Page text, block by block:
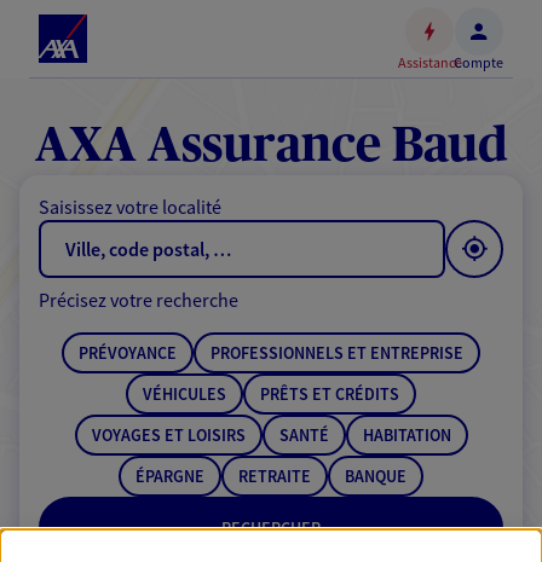
Accéder
contenu
principal
au
de
AssistanceCompte
AXA Assurance Baud
Saisissez votre localité
RECHERCHER
Précisez votre recherche
PRÉVOYANCE
PROFESSIONNELS ET ENTREPRISE
VÉHICULES
PRÊTS ET CRÉDITS
VOYAGES ET LOISIRS
SANTÉ
HABITATION
ÉPARGNE
RETRAITE BANQUE